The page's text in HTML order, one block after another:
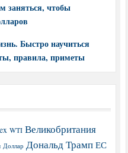
заняться, чтобы
Быстро научиться
правила, приметы
WTI Великобритания
Доллар Дональд Трамп ЕС